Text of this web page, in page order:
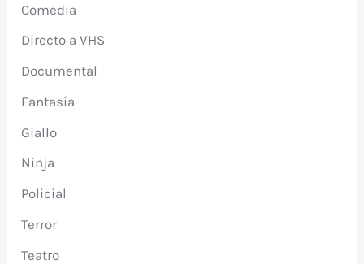
Comedia
Directo a VHS
Documental
Fantasía
Giallo
Ninja
Policial
Terror
Teatro